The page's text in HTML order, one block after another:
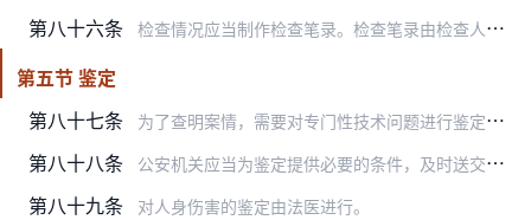
第八十六条 检查情况应当制作检查笔录。检查笔录由检查人员、被检查人或者见证人签名；被检查人不在场或者拒绝签名的，办案人民警察应当在检查笔录中注明。
第五节 鉴定
第八十七条
为了查明案情，需要对专门性技术问题进行鉴定的，应当指派或者聘请具有专门知识的人员进行。
第八十八条 公安机关应当为鉴定提供必要的条件，及时送交有关检材和比对样本等原始材料，介绍与鉴定有关的情况，并且明确提出要求鉴定解决的问题。
第八十九条 对人身伤害的鉴定由法医进行。